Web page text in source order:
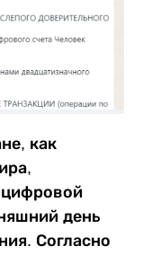
как
цифровой
день
Согласно